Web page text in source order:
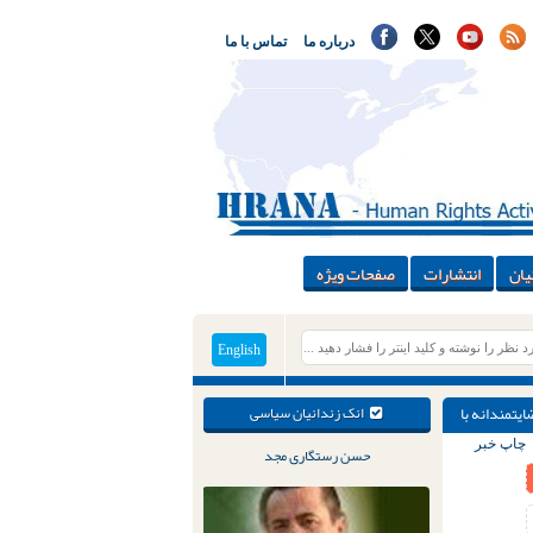
تماس با ما درباره ما
انتشارات صفحات ویژه
English
انک زندانیان سیاسی
حسن رستگاری مجد
با
چاپ خبر